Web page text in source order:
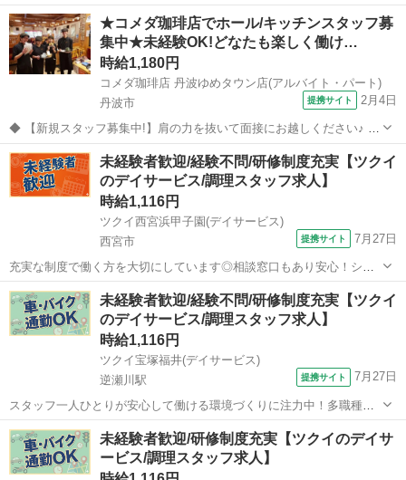
ト勤務で働きやすさ抜群の環境です。 ★☆ 働きやすいメリット多数
★☆ ＼＼サービス・職種の魅力／／ 食材の硬さや大きさなど、お客様
の状態に合わせた食事を提供...
兵庫 神戸市 その他
★コメダ珈琲店でホール/キッチンスタッフ募
集中★未経験OK!どなたも楽しく働け…
時給1,180円
コメダ珈琲店 丹波ゆめタウン店(アルバイト・パート)
丹波市
提携サイト 2月4日
◆ 【新規スタッフ募集中!】肩の力を抜いて面接にお越しください♪ ◆
喫茶店/カフェ/ファミレス等の飲食アルバイト経験が活かせるお仕事で
す。 未経験からのチャレンジもOK! 面接は経験より人柄や人間性を重
視しています♪ ...
兵庫 丹波市 その他
未経験者歓迎/経験不問/研修制度充実【ツクイ
のデイサービス/調理スタッフ求人】
時給1,116円
ツクイ西宮浜甲子園(デイサービス)
西宮市
提携サイト 7月27日
充実な制度で働く方を大切にしています◎相談窓口もあり安心！シフ
ト勤務で働きやすさ抜群の環境です。 ★☆ 働きやすいメリット多数
★☆ ＼＼サービス・職種の魅力／／ 完全調理済み食品を使用のため、
調理未経験、調理に自信のな...
兵庫 西宮市 その他
未経験者歓迎/経験不問/研修制度充実【ツクイ
のデイサービス/調理スタッフ求人】
時給1,116円
ツクイ宝塚福井(デイサービス)
逆瀬川駅
提携サイト 7月27日
スタッフ一人ひとりが安心して働ける環境づくりに注力中！多職種連
携◎働きやすさも考え、スタッフの声を大切にしています！ ★☆ 働き
やすいメリット多数 ★☆ ＼＼サービス・職種の魅力／／ 食材の硬さ
や大きさなど、お客様の状態...
兵庫 宝塚市 逆瀬川駅 その他
未経験者歓迎/研修制度充実【ツクイのデイサ
ービス/調理スタッフ求人】